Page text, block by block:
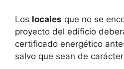
Los locales que no se
proyecto del edificio
certificado energético
salvo que sean de